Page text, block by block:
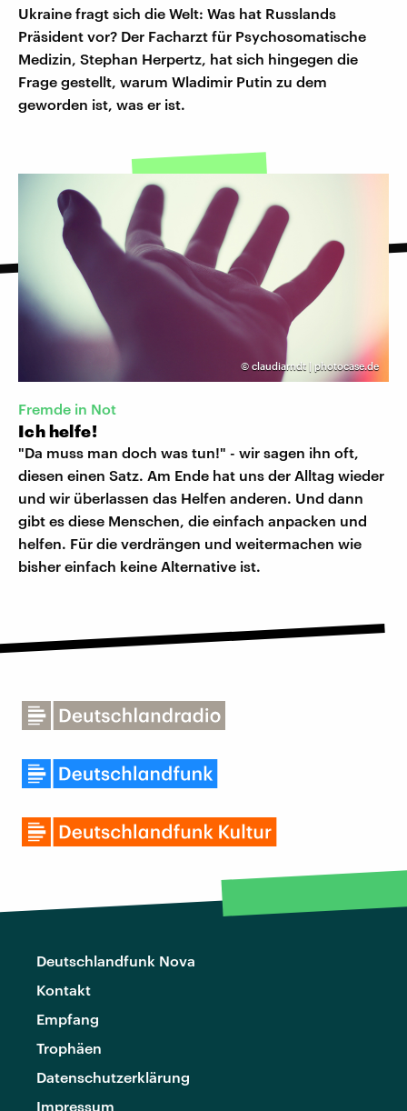
Ukraine fragt sich die Welt: Was hat Russlands
Präsident vor? Der Facharzt für Psychosomatische
Medizin, Stephan Herpertz, hat sich hingegen die
Frage gestellt, warum Wladimir Putin zu dem
geworden ist, was er ist.
© claudiarndt | photocase.de
Fremde in Not
Ich helfe!
"Da muss man doch was tun!" - wir sagen ihn oft,
diesen einen Satz. Am Ende hat uns der Alltag wieder
und wir überlassen das Helfen anderen. Und dann
gibt es diese Menschen, die einfach anpacken und
helfen. Für die verdrängen und weitermachen wie
bisher einfach keine Alternative ist.
Deutschlandfunk Nova
Kontakt
Empfang
Trophäen
Datenschutzerklärung
Impressum